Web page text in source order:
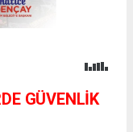
GÜVENLİK